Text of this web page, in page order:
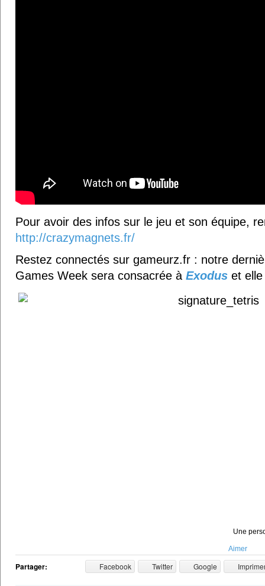
Pour avoir des infos sur le jeu et son équipe,
http://crazymagnets.fr/
Restez connectés sur gameurz.fr : notre
Games Week sera consacrée à Exodus et
Une
Aimer
Partager: Facebook Twitter Google